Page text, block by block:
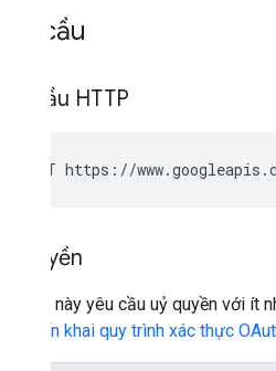
Yêu cầu
Yêu cầu HTTP
POST https://
Ủy quyền
Yêu cầu này yêu cầu uỷ quyền với
Triển khai quy trình xác thực